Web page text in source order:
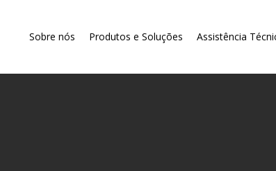
Sobre nós Produtos e Soluções Assistência